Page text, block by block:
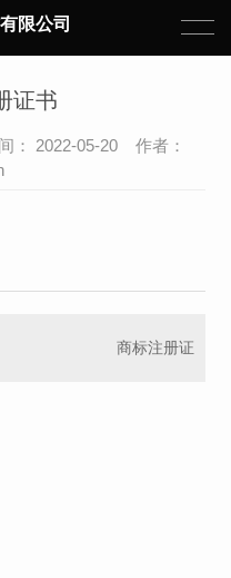
限公司
证书
： 2022-05-20 作者：
商标注册证